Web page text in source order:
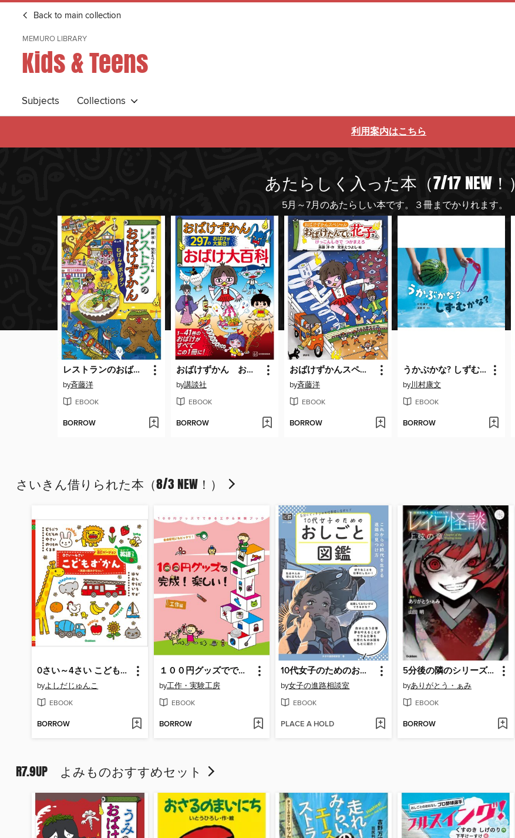
Back to main collection
MEMURO LIBRARY
Kids & Teens
Subjects Collections
利用案内はこちら
あたらしく入った本（7/17 NEW！）
5月～7月のあたらしい本です。３冊までかりれます。
レストランのおばけずかん むげんナポリタン
by斉藤洋
EBOOK
BORROW
おばけずかん おばけ大百科
by講談社
EBOOK
BORROW
おばけずかんスペシャル おばけたんてい花子さん けっこんしきで つかまえろ
by斉藤洋
EBOOK
BORROW
うかぶかな? しずむかな?
by川村康文
EBOOK
BORROW
さいきん借りられた本（8/3 NEW！）
0さい～4さい こどもずかん英語つき 改訂バージョン ＜英語の読みがななし＞: どうぶつ くだもの やさい のりもの くるま はな むし からだ いろ かず
byよしだじゅんこ
EBOOK
BORROW
１００円グッズでできる工作＆実験ブック３ １００円グッズで完成!楽しい!工作編
by工作・実験工房
EBOOK
BORROW
10代女子のためのおしごと図鑑 これからの時代を生きる進路の見つけ方
by女子の進路相談室
EBOOK
PLACE A HOLD
5分後の隣のシリーズ レイワ怪談 上弦の章
byありがとう・ぁみ
EBOOK
BORROW
R7.9UP よみものおすすめセット